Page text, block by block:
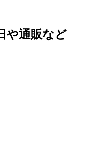
や通販など